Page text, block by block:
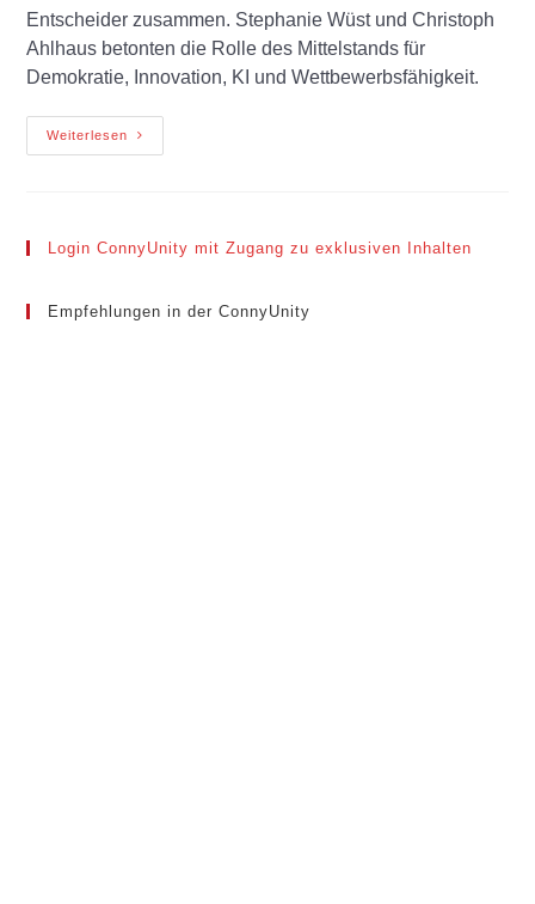
Entscheider zusammen. Stephanie Wüst und Christoph
Ahlhaus betonten die Rolle des Mittelstands für
Demokratie, Innovation, KI und Wettbewerbsfähigkeit.
Weiterlesen
Login ConnyUnity mit Zugang zu exklusiven Inhalten
Empfehlungen in der ConnyUnity